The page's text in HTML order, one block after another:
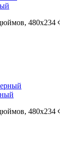
480x234
480x234